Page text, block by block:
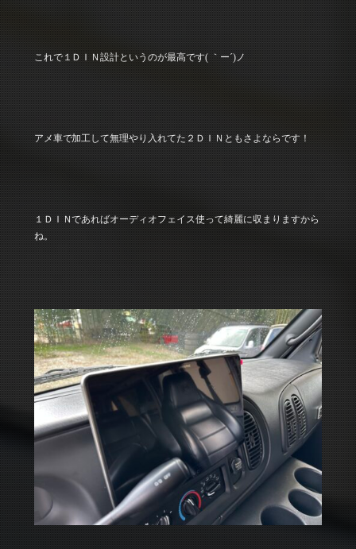
これで１ＤＩＮ設計というのが最高です( ｀ー´)ノ
アメ車で加工して無理やり入れてた２ＤＩＮともさよならです！
１ＤＩＮであればオーディオフェイス使って綺麗に収まりますから
ね。